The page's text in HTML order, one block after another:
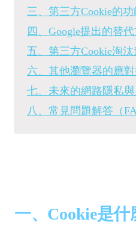
三、第三方Cookie的
四、Google提出的替
五、第三方Cookie淘
六、其他瀏覽器的應
七、未來的網路隱私
八、常見問題解答（
一、Cookie是